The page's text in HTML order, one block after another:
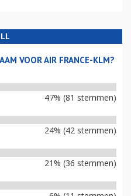
VOOR AIR FRANCE-KLM?
47% (81 stemmen)
24% (42 stemmen)
21% (36 stemmen)